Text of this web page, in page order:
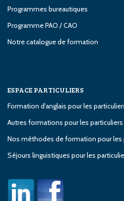
Programmes bureautiques
Programme PAO / CAO
Notre catalogue de formation
ESPACE PARTICULIERS
Formation d'anglais pour les
Autres formations pour les particuliers
Nos méthodes de formation pour les
Séjours linguistiques pour les